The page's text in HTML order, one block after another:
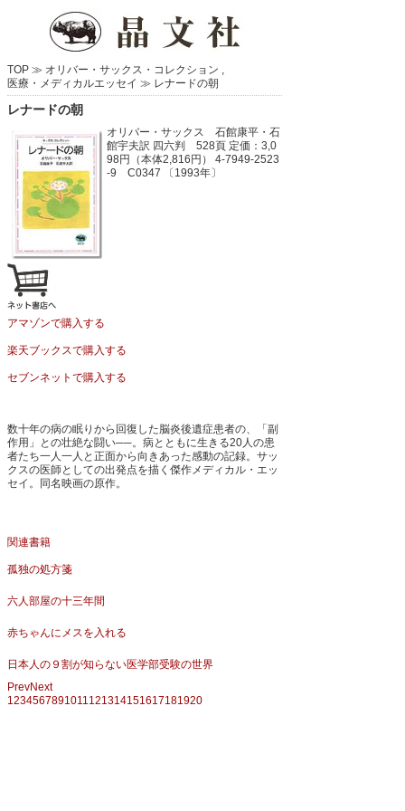
TOP ≫ オリバー・サックス・コレクション ,
医療・メディカルエッセイ ≫ レナードの朝
レナードの朝
オリバー・サックス 石館康平・石
館宇夫訳 四六判 528頁 定価：3,0
98円（本体2,816円）
4-7949-2523
-9 C0347 〔1993年〕
アマゾンで購入する
楽天ブックスで購入する
セブンネットで購入する
数十年の病の眠りから回復した脳炎後遺症患者の、「副
作用」との壮絶な闘い──。病とともに生きる20人の患
者たち一人一人と正面から向きあった感動の記録。サッ
クスの医師としての出発点を描く傑作メディカル・エッ
セイ。同名映画の原作。
関連書籍
孤独の処方箋
六人部屋の十三年間
赤ちゃんにメスを入れる
日本人の９割が知らない医学部受験の世界
PrevNext
1234567891011121314151617181920